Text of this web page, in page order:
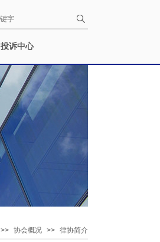
投诉中心
>> 协会概况 >> 律协简介